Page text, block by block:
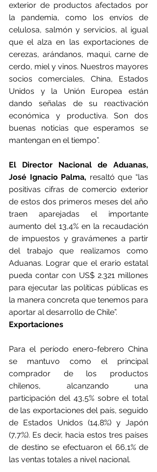
exterior de productos afectados por
la pandemia, como los envíos de
celulosa, salmón y servicios, al igual
que el alza en las exportaciones de
cerezas, arándanos, maqui, carne de
cerdo, miel y vinos. Nuestros mayores
socios comerciales, China, Estados
Unidos y la Unión Europea están
dando señalas de su reactivación
económica y productiva. Son dos
buenas noticias que esperamos se
mantengan en el tiempo”.
El Director Nacional de Aduanas,
José Ignacio Palma, resaltó que “las
positivas cifras de comercio exterior
de estos dos primeros meses del año
traen aparejadas el importante
aumento del 13,4% en la recaudación
de impuestos y gravámenes a partir
del trabajo que realizamos como
Aduanas. Lograr que el erario estatal
pueda contar con US$ 2.321 millones
para ejecutar las políticas públicas es
la manera concreta que tenemos para
aportar al desarrollo de Chile”.
Exportaciones
Para el período enero-febrero China
se mantuvo como el principal
comprador de los productos
chilenos, alcanzando una
participación del 43,5% sobre el total
de las exportaciones del país, seguido
de Estados Unidos (14,8%) y Japón
(7,7%). Es decir, hacia estos tres países
de destino se efectuaron el 66,1% de
las ventas totales a nivel nacional.